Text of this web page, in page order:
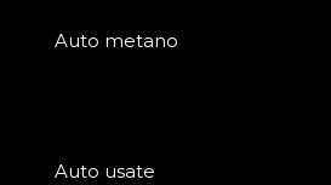
Auto metano
Auto usate